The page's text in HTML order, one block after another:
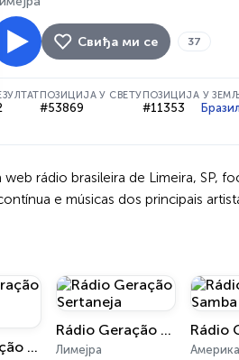
Свиђа ми се 37
ПОЗИЦИЈА У СВЕТУ
#53869
ПОЗИЦИЈА У
#11353 Бразил
rádio brasileira de Limeira, SP,
e músicas dos principais
Rádio Geração Anos 80s Flashback
Rádio Geração Sertaneja
Лимејра